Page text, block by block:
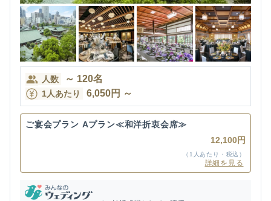
人数 ～ 120名
1人あたり 6,050円 ～
ご宴会プラン Aプラン≪和洋折衷会席≫
12,100円
（1人あたり・税込）
詳細を見る